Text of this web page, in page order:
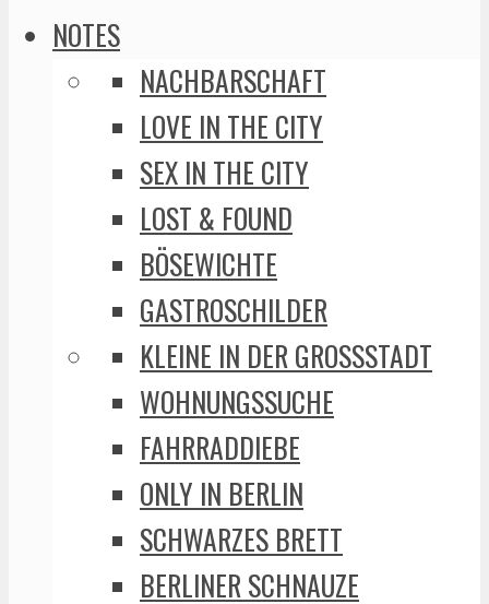
NOTES
NACHBARSCHAFT
LOVE IN THE CITY
SEX IN THE CITY
LOST & FOUND
BÖSEWICHTE
GASTROSCHILDER
KLEINE IN DER GROSSSTADT
WOHNUNGSSUCHE
FAHRRADDIEBE
ONLY IN BERLIN
SCHWARZES BRETT
BERLINER SCHNAUZE